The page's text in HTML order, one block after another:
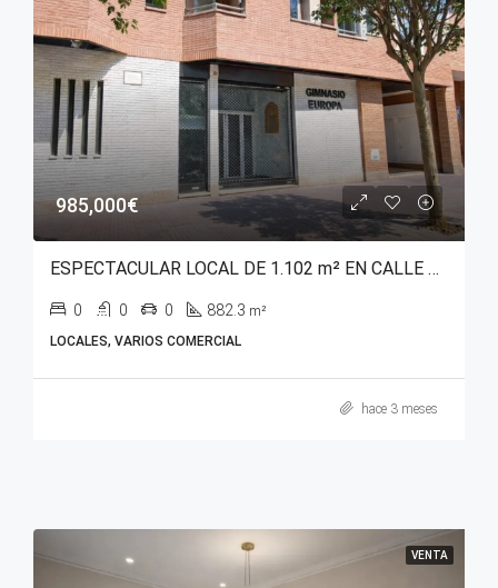
985,000€
ESPECTACULAR LOCAL DE 1.102 m² EN CALLE ABENDAÑO
0 0 0 882.3 m²
LOCALES, VARIOS COMERCIAL
hace 3 meses
VENTA